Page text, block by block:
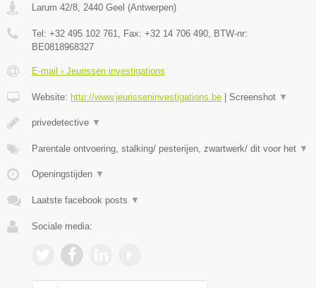
Larum 42/8 2440 Geel (Antwerpen)
Tel: +32 495 102 761 , Fax: +32 14 706 490 , BTW-nr:
BE0818968327
E-mail › Jeurissen investigations
Website: http://www.jeurisseninvestigations.be | Screenshot ▼
privedetective ▼
Parentale ontvoering, stalking/ pesterijen, zwartwerk/ dit voor het ▼
Openingstijden ▼
Laatste facebook posts ▼
Sociale media: